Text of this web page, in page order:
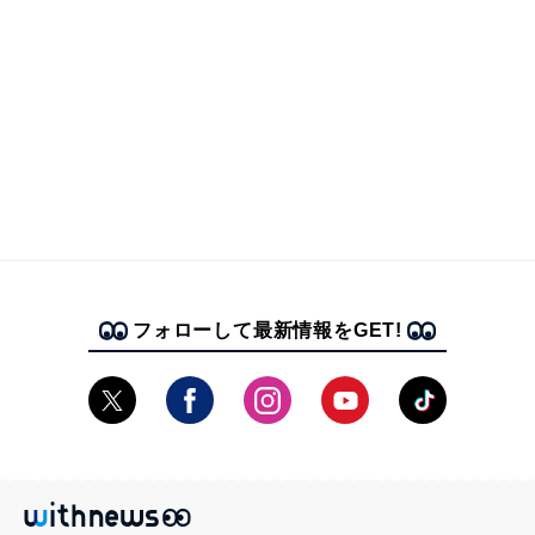
フォローして最新情報をGET!